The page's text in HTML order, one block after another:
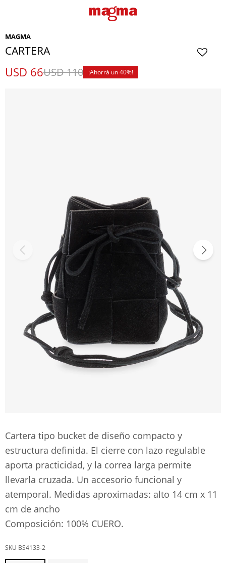
MAGMA
CARTERA
USD 66USD110 40
Cartera tipo bucket de diseño compacto y
estructura definida. El cierre con lazo regulable
aporta practicidad, y la correa larga permite
llevarla cruzada. Un accesorio funcional y
atemporal. Medidas aproximadas: alto 14 cm x 11
cm de ancho
Composición: 100% CUERO.
BS4133-2